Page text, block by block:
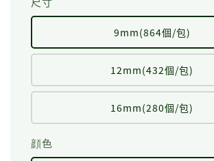
9mm(864個/包)
12mm(432個/包)
16mm(280個/包)
顔色